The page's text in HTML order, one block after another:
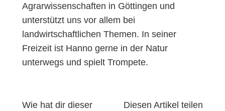
Agrarwissenschaften in Göttingen und
unterstützt uns vor allem bei
landwirtschaftlichen Themen. In seiner
Freizeit ist Hanno gerne in der Natur
unterwegs und spielt Trompete.
Wie hat dir dieser
Diesen Artikel teilen